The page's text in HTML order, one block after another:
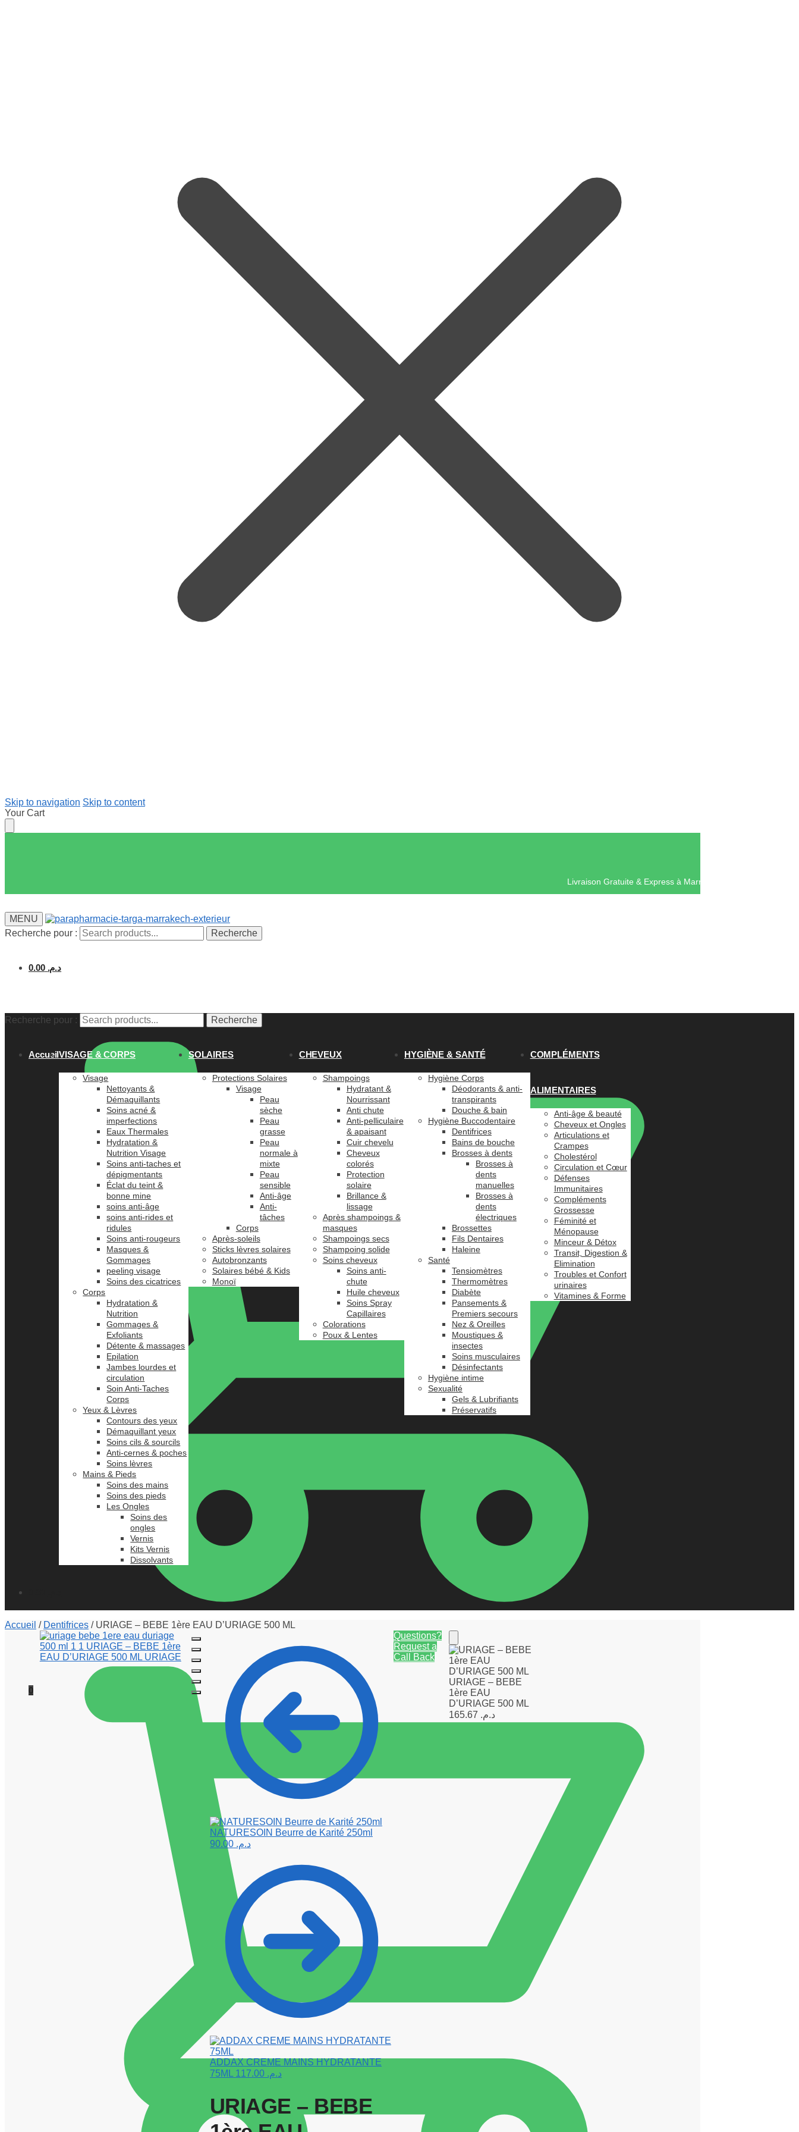
Skip to navigation Skip to content
Your Cart
Livraison Gratuite & Express à
MENU
Recherche pour :
Recherche
د.م. 0.00
0
Recherche pour : Recherche
AccueilVISAGE & CORPS
Visage
Nettoyants &
Démaquillants
Soins acné &
imperfections
Eaux Thermales
Hydratation &
Nutrition Visage
Soins anti-taches et
dépigmentants
Éclat du teint &
bonne mine
soins anti-âge
soins anti-rides et
ridules
Soins anti-rougeurs
Masques &
Gommages
peeling visage
Soins des cicatrices
Corps
Hydratation &
Nutrition
Gommages &
Exfoliants
Détente & massages
Epilation
Jambes lourdes et
circulation
Soin Anti-Taches
Corps
Yeux & Lèvres
Contours des yeux
Démaquillant yeux
Soins cils & sourcils
Anti-cernes & poches
Soins lèvres
Mains & Pieds
Soins des mains
Soins des pieds
Les Ongles
Soins des
ongles
Vernis
Kits Vernis
Dissolvants
SOLAIRES
Protections Solaires
Visage
Peau
sèche
Peau
grasse
Peau
normale à
mixte
Peau
sensible
Anti-âge
Anti-
tâches
Corps
Après-soleils
Sticks lèvres solaires
Autobronzants
Solaires bébé & Kids
Monoï
CHEVEUX
Shampoings
Hydratant &
Nourrissant
Anti chute
Anti-pelliculaire
& apaisant
Cuir chevelu
Cheveux
colorés
Protection
solaire
Brillance &
lissage
Après shampoings &
masques
Shampoings secs
Shampoing solide
Soins cheveux
Soins anti-
chute
Huile cheveux
Soins Spray
Capillaires
Colorations
Poux & Lentes
HYGIÈNE & SANTÉ
Hygiène Corps
Déodorants & anti-
transpirants
Douche & bain
Hygiène Buccodentaire
Dentifrices
Bains de bouche
Brosses à dents
Brosses à
dents
manuelles
Brosses à
dents
électriques
Brossettes
Fils Dentaires
Haleine
Santé
Tensiomètres
Thermomètres
Diabète
Pansements &
Premiers secours
Nez & Oreilles
Moustiques &
insectes
Soins musculaires
Désinfectants
Hygiène intime
Sexualité
Gels & Lubrifiants
Préservatifs
COMPLÉMENTS
ALIMENTAIRES
Anti-âge & beauté
Cheveux et Ongles
Articulations et
Crampes
Cholestérol
Circulation et Cœur
Défenses
Immunitaires
Compléments
Grossesse
Féminité et
Ménopause
Minceur & Détox
Transit, Digestion &
Elimination
Troubles et Confort
urinaires
Vitamines & Forme
Accueil / Dentifrices / URIAGE – BEBE 1ère EAU D’URIAGE 500 ML
NATURESOIN Beurre de Karité 250ml
د.م. 90.00
ADDAX CREME MAINS HYDRATANTE
75ML
د.م. 117.00
URIAGE – BEBE
Questions?
Request a
Call Back
URIAGE – BEBE
1ère EAU
D’URIAGE 500 ML
د.م.